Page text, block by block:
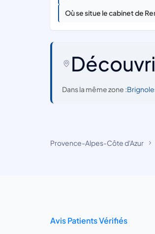
Où se situe le cabinet de
Dans la même zone :
Provence-Alpes-Côte d'Azur
Avis Patients Vérifiés